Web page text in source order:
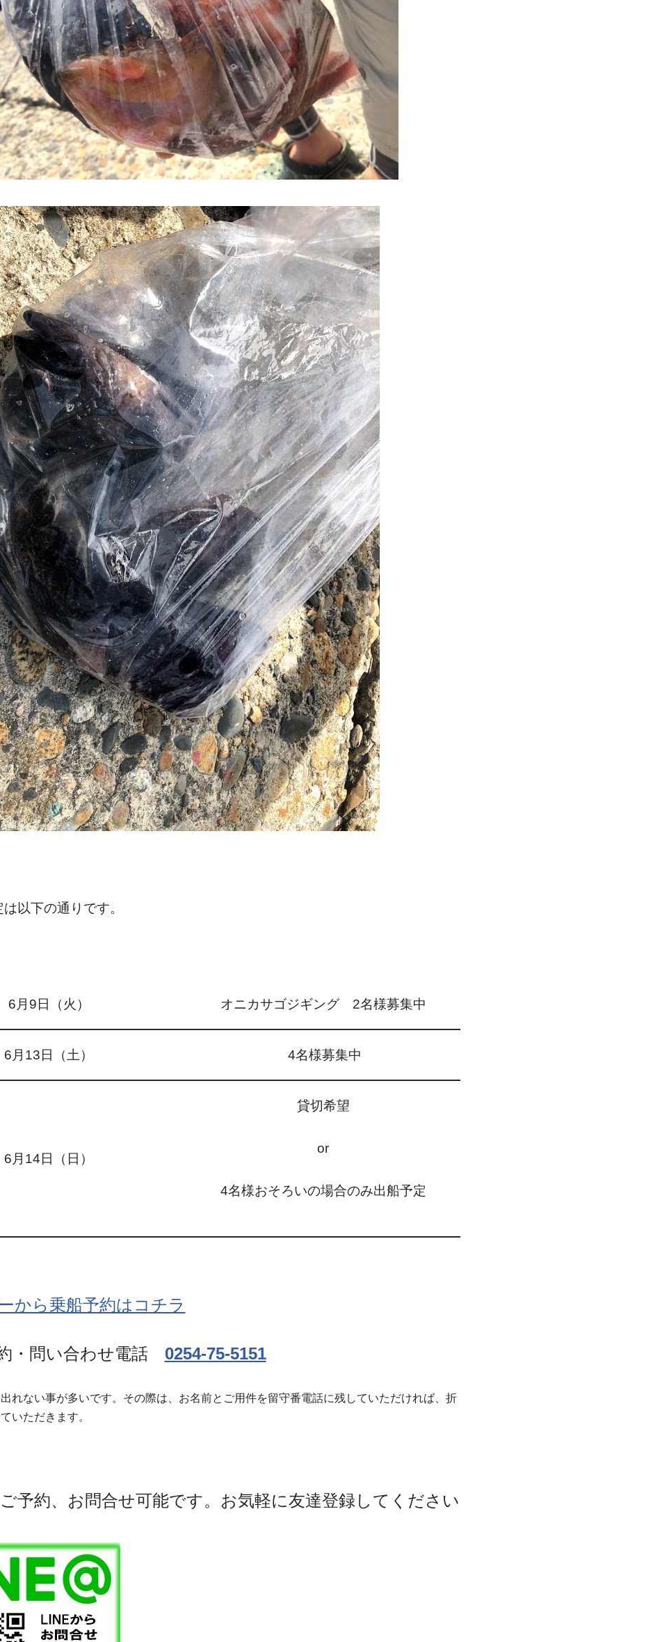
以下の通りです。
6月9日（火） オニカサゴジギング 2名様募集中
6月13日（土） 4名様募集中
6月14日（日）
貸切希望
or
4名様おそろいの場合のみ出船予定
から乗船予約はコチラ
・問い合わせ電話 0254-75-5151
れない事が多いです。その際は、お名前とご用件を留守番電話に残していただければ、折
いただきます。
予約、お問合せ可能です。お気軽に友達登録してください